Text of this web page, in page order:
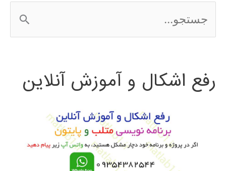
س
ج
رفع اشکال و آموزش آنلاین